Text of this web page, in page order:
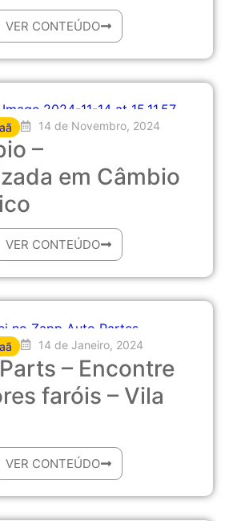
VER CONTEÚDO
14 de Novembro, 2024
–
em Câmbio
VER CONTEÚDO
14 de Janeiro, 2024
– Encontre
faróis – Vila
VER CONTEÚDO